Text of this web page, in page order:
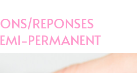
REPONSES
PERMANENT